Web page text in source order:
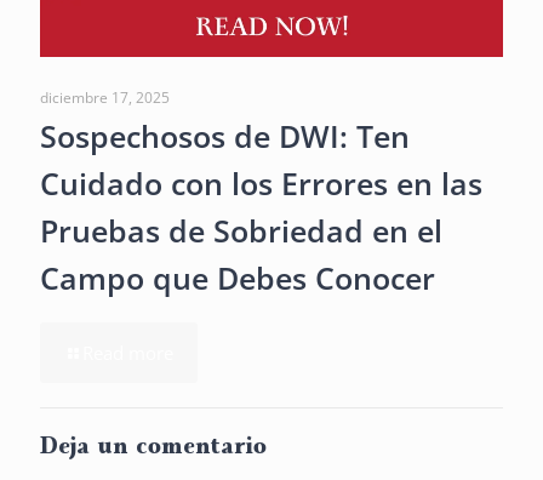
diciembre 17, 2025
Sospechosos de DWI: Ten
Cuidado con los Errores en las
Pruebas de Sobriedad en el
Campo que Debes Conocer
Deja un comentario